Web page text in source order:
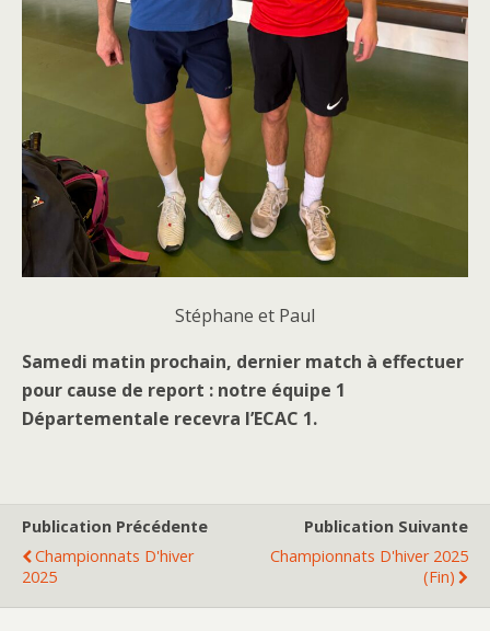
Stéphane et Paul
Samedi matin prochain, dernier match à effectuer
pour cause de report : notre équipe 1
Départementale recevra l’ECAC 1.
Publication Précédente
Championnats D'hiver
2025
Publication Suivante
Championnats D'hiver 2025
(fin)